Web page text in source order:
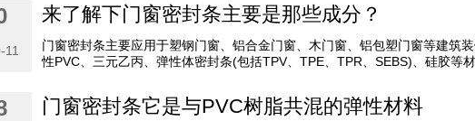
11
来了解下门窗密封条主要是那些成分？
门窗密封条主要应用于塑钢门窗、铝合金门窗、木门窗、铝包塑门窗等建筑
性PVC、三元乙丙、弹性体密封条(包括TPV、TPE、TPR、SEBS)、硅胶等材
门窗密封条它是与PVC树脂共混的弹性材料